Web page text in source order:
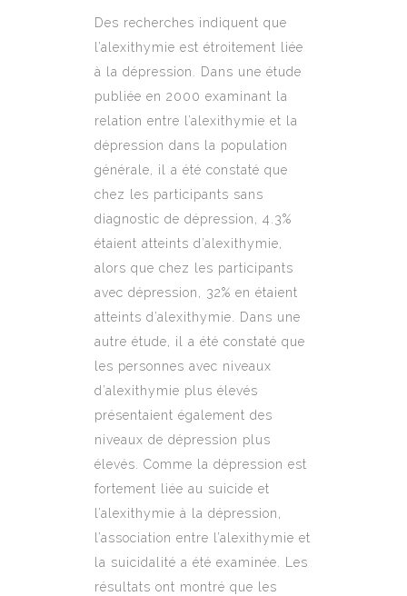
Des recherches indiquent que
l’alexithymie est étroitement liée
à la dépression. Dans une étude
publiée en 2000 examinant la
relation entre l’alexithymie et la
dépression dans la population
générale, il a été constaté que
chez les participants sans
diagnostic de dépression, 4.3%
étaient atteints d’alexithymie,
alors que chez les participants
avec dépression, 32% en étaient
atteints d’alexithymie. Dans une
autre étude, il a été constaté que
les personnes avec niveaux
d’alexithymie plus élevés
présentaient également des
niveaux de dépression plus
élevés. Comme la dépression est
fortement liée au suicide et
l’alexithymie à la dépression,
l’association entre l’alexithymie et
la suicidalité a été examinée. Les
résultats ont montré que les